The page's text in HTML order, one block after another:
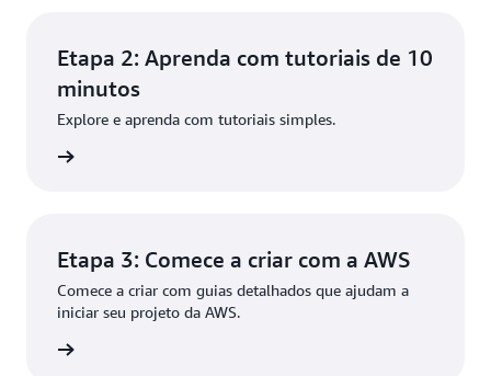
Etapa 2: Aprenda com tutoriais de 10
minutos
Explore e aprenda com tutoriais simples.
Etapa 3: Comece a criar com a AWS
Comece a criar com guias detalhados que ajudam a
iniciar seu projeto da AWS.